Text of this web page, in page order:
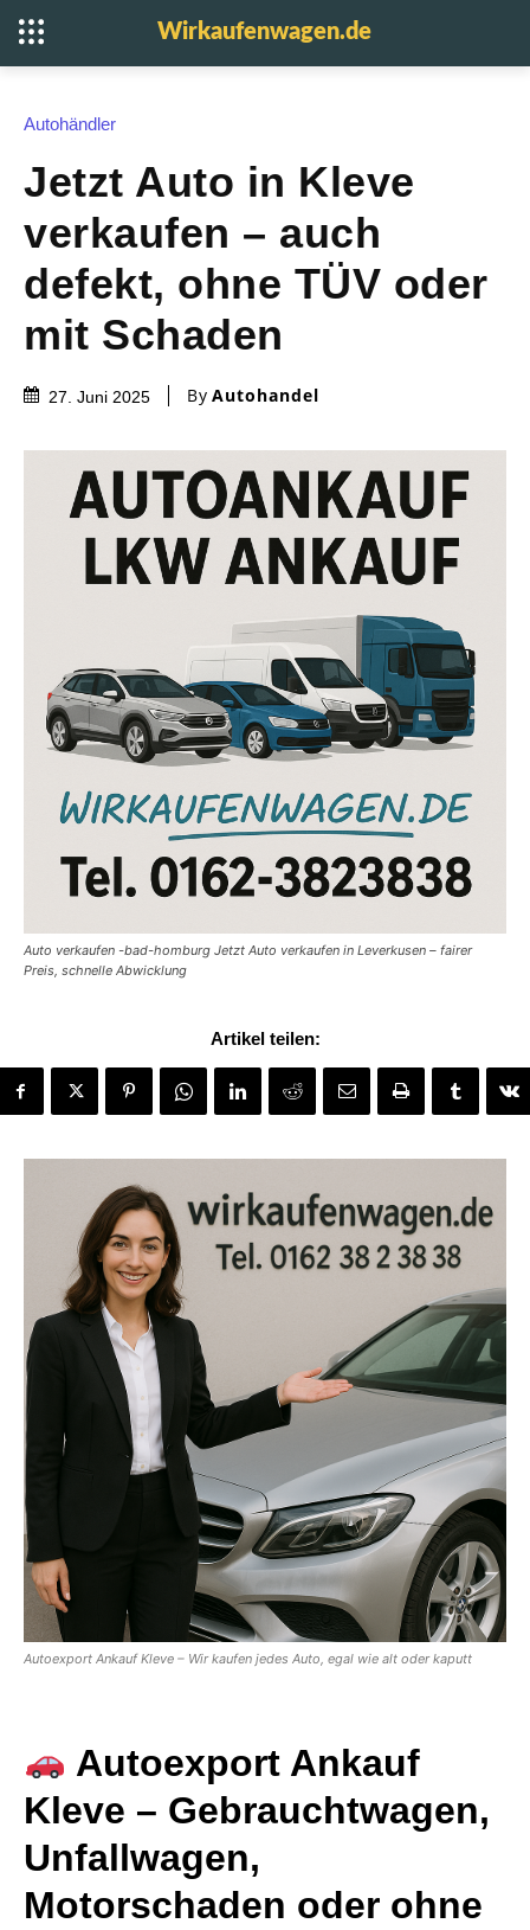
Wirkaufenwagen.de
Autohändler
Jetzt Auto in Kleve
verkaufen – auch
defekt, ohne TÜV oder
mit Schaden
27. Juni 2025 By Autohandel
Auto verkaufen -bad-homburg Jetzt Auto verkaufen in Leverkusen – fairer
Preis, schnelle Abwicklung
Artikel teilen:
Autoexport Ankauf Kleve – Wir kaufen jedes Auto, egal wie alt oder kaputt
Autoexport Ankauf
Kleve – Gebrauchtwagen,
Unfallwagen,
Motorschaden oder ohne